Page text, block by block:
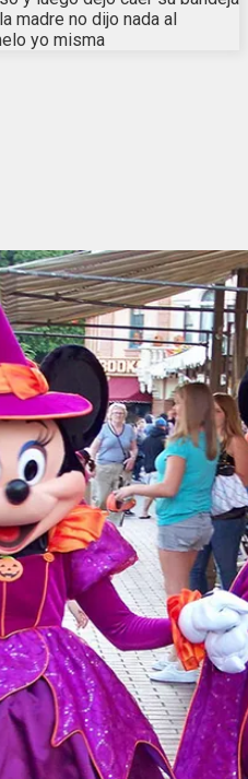
madre no dijo nada al
yo misma